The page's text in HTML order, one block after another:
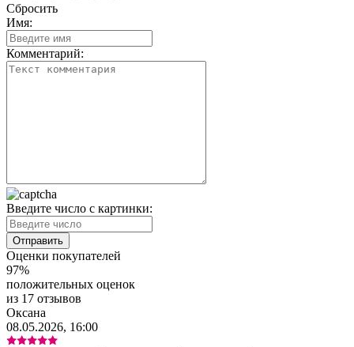
Сбросить
Имя:
Комментарий:
Введите число с картинки:
Оценки покупателей
97%
положительных оценок
из 17 отзывов
Оксана
08.05.2026, 16:00